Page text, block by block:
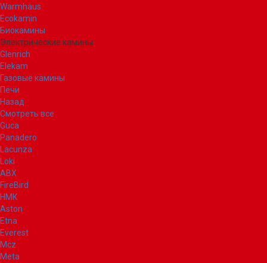
Warmhaus
Ecokamin
Биокамины
Электрические камины
Glenrich
Elekam
Газовые камины
Печи
Назад
Смотреть все
Guca
Panadero
Lacunza
Loki
ABX
FireBird
НМК
Aston
Etna
Everest
Mcz
Meta